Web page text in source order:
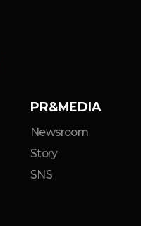
PR&MEDIA
Newsroom
Story
SNS